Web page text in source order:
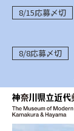
8/15応募〆切
8/8応募〆切